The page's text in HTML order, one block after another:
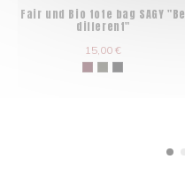
Fair und Bio tote bag SAGY "Be
different"
15,00 €